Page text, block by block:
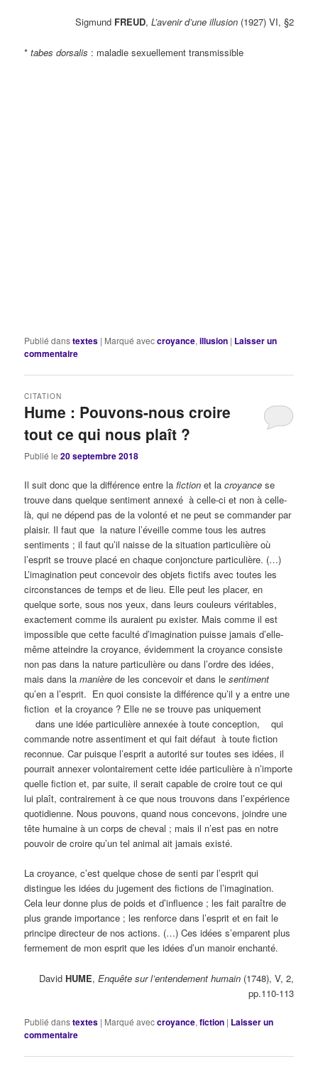
Sigmund FREUD, L’avenir d’une illusion(1927) VI, §2
*tabes dorsalis : maladie sexuellement transmissible
Publié danstextes | Marqué aveccroyance,illusion | Laisser un
commentaire
Hume : Pouvons-nous croire
tout ce qui nous plaît ?
CITATION
Publié le20 septembre 2018
Il suit donc que la différence entre lafiction et lacroyance se
trouve dans quelque sentiment annexé à celle-ci et non à celle-
là, qui ne dépend pas de la volonté et ne peut se commander par
plaisir. Il faut que la nature l’éveille comme tous les autres
sentiments ; il faut qu’il naisse de la situation particulière où
l’esprit se trouve placé en chaque conjoncture particulière. (…)
L’imagination peut concevoir des objets fictifs avec toutes les
circonstances de temps et de lieu. Elle peut les placer, en
quelque sorte, sous nos yeux, dans leurs couleurs véritables,
exactement comme ils auraient pu exister. Mais comme il est
impossible que cette faculté d’imagination puisse jamais d’elle-
même atteindre la croyance, évidemment la croyance consiste
non pas dans la nature particulière ou dans l’ordre des idées,
mais dans lamanière de les concevoir et dans lesentiment
qu’en a l’esprit. En quoi consiste la différence qu’il y a entre une
fiction et la croyance ? Elle ne se trouve pas uniquement
dans une idée particulière annexée à toute conception, qui
commande notre assentiment et qui fait défaut à toute fiction
reconnue. Car puisque l’esprit a autorité sur toutes ses idées, il
pourrait annexer volontairement cette idée particulière à n’importe
quelle fiction et, par suite, il serait capable de croire tout ce qui
lui plaît, contrairement à ce que nous trouvons dans l’expérience
quotidienne. Nous pouvons, quand nous concevons, joindre une
tête humaine à un corps de cheval ; mais il n’est pas en notre
pouvoir de croire qu’un tel animal ait jamais existé.
La croyance, c’est quelque chose de senti par l’esprit qui
distingue les idées du jugement des fictions de l’imagination.
Cela leur donne plus de poids et d’influence ; les fait paraître de
plus grande importance ; les renforce dans l’esprit et en fait le
principe directeur de nos actions. (…) Ces idées s’emparent plus
fermement de mon esprit que les idées d’un manoir enchanté.
David HUME, Enquête sur l’entendement humain(1748), V, 2,
pp.110-113
Publié danstextes | Marqué aveccroyance,fiction | Laisser un
commentaire